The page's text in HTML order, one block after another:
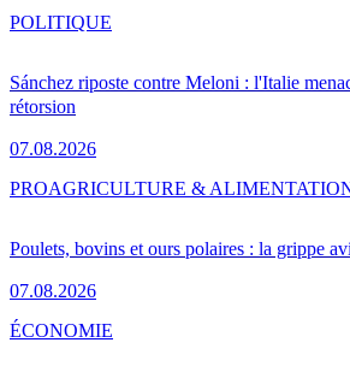
Sánchez riposte contre Meloni : l'Italie
rétorsion
07.08.2026
POLITIQUE
Poulets, bovins et ours polaires : la grippe
07.08.2026
PROAGRICULTURE &
ÉCONOMIE